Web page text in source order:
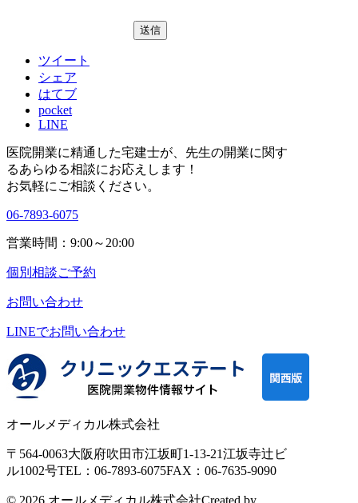
ツイート
シェア
はてブ
pocket
LINE
医院開業に精通した宅建士が、 先生の開業に関す
るあらゆる相談にお応えします！
お気軽にご相談ください。
06-7893-6075
営業時間：9:00～20:00
個別相談ご予約
お問い合わせ
LINEでお問い合わせ
オールメディカル株式会社
〒564-0063大阪府吹田市江坂町1-13-21江坂寺辻ビ
ル1002号TEL：06-7893-6075FAX：06-7635-9090